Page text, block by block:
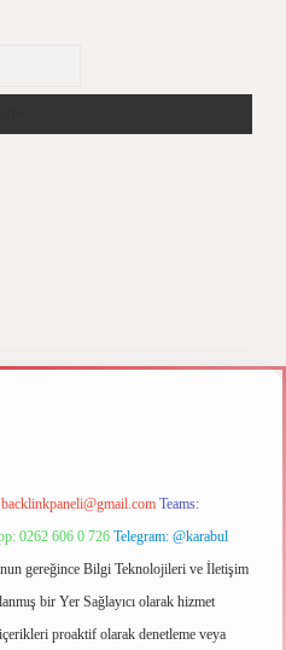
backlinkpaneli@gmail.com Teams:
0262 606 0 726 Telegram: @karabul
gereğince Bilgi Teknolojileri ve İletişim
bir Yer Sağlayıcı olarak hizmet
proaktif olarak denetleme veya